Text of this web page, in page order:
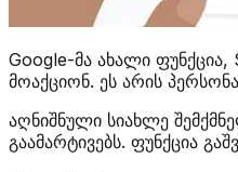
Google-მა ახალი
მოაქციონ. ეს არის
აღნიშნული სიახლე
გაამარტივებს. ფუნქცია